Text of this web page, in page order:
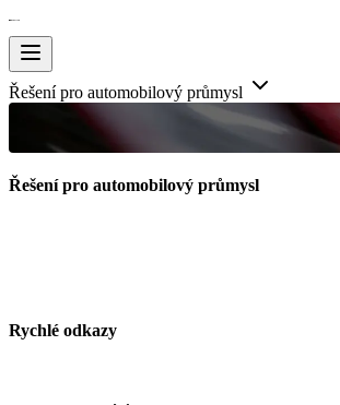
Řešení pro automobilový průmysl
Řešení pro automobilový průmysl
Rychlé odkazy